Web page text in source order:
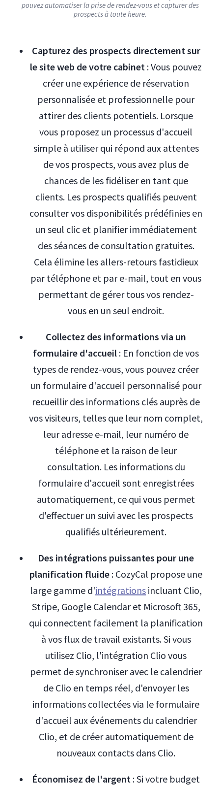
pouvez automatiser la prise de rendez-vous et capturer des
prospects à toute heure.
Capturez des prospects directement sur
le site web de votre cabinet : Vous pouvez
créer une expérience de réservation
personnalisée et professionnelle pour
attirer des clients potentiels. Lorsque
vous proposez un processus d'accueil
simple à utiliser qui répond aux attentes
de vos prospects, vous avez plus de
chances de les fidéliser en tant que
clients. Les prospects qualifiés peuvent
consulter vos disponibilités prédéfinies en
un seul clic et planifier immédiatement
des séances de consultation gratuites.
Cela élimine les allers-retours fastidieux
par téléphone et par e-mail, tout en vous
permettant de gérer tous vos rendez-
vous en un seul endroit.
Collectez des informations via un
formulaire d'accueil : En fonction de vos
types de rendez-vous, vous pouvez créer
un formulaire d'accueil personnalisé pour
recueillir des informations clés auprès de
vos visiteurs, telles que leur nom complet,
leur adresse e-mail, leur numéro de
téléphone et la raison de leur
consultation. Les informations du
formulaire d'accueil sont enregistrées
automatiquement, ce qui vous permet
d'effectuer un suivi avec les prospects
qualifiés ultérieurement.
Des intégrations puissantes pour une
planification fluide : CozyCal propose une
large gamme d'intégrations incluant Clio,
Stripe, Google Calendar et Microsoft 365,
qui connectent facilement la planification
à vos flux de travail existants. Si vous
utilisez Clio, l'intégration Clio vous
permet de synchroniser avec le calendrier
de Clio en temps réel, d'envoyer les
informations collectées via le formulaire
d'accueil aux événements du calendrier
Clio, et de créer automatiquement de
nouveaux contacts dans Clio.
Économisez de l'argent : Si votre budget